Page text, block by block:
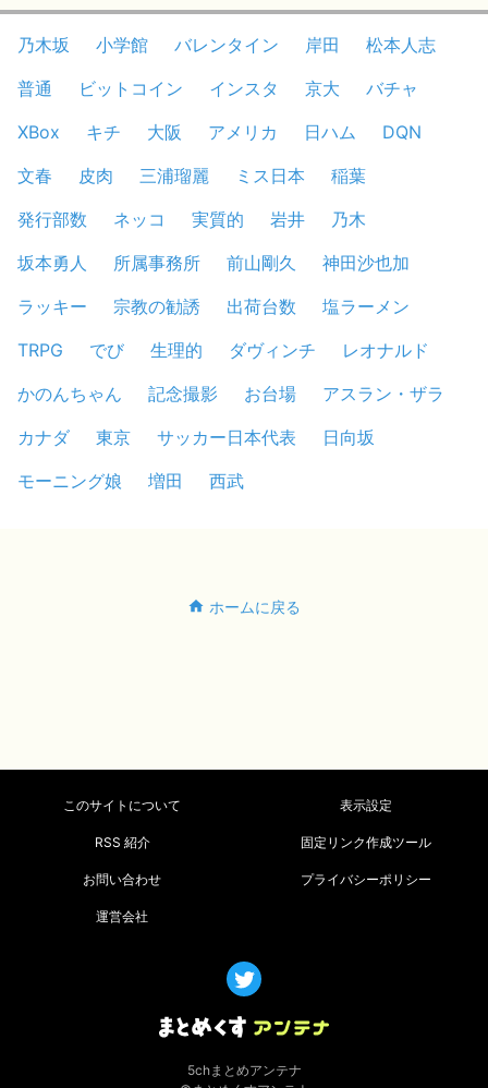
乃木坂 小学館 バレンタイン 岸田
松本人志
普通
ビットコイン インスタ 京大
バチャ
XBox
キチ 大阪 アメリカ 日ハム
DQN
文春
皮肉 三浦瑠麗 ミス日本
稲葉
発行部数
ネッコ 実質的 岩井
乃木
坂本勇人
所属事務所 前山剛久
神田沙也加
ラッキー
宗教の勧誘 出荷台数
塩ラーメン
TRPG
でび 生理的 ダヴィンチ
レオナルド
かのんちゃん
記念撮影 お台場
アスラン・ザラ
カナダ
東京 サッカー日本代表
日向坂
モーニング娘
増田 西武
ホームに戻る
このサイトについて 表示設定
RSS 紹介 固定リンク作成ツール
お問い合わせ プライバシーポリシー
運営会社
5chまとめアンテナ